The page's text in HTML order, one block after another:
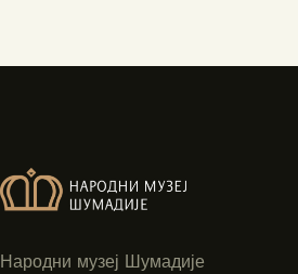
Народни музеј Шумадије